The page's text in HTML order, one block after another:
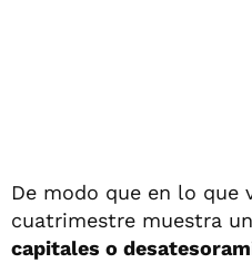
De modo que en lo que
cuatrimestre muestra
capitales o